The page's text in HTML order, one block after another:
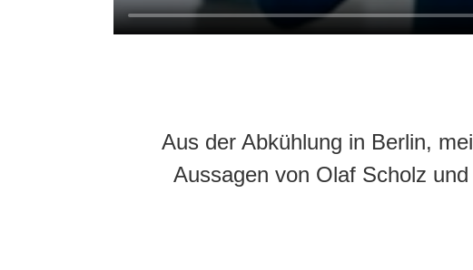
Aus der Abkühlung in Berlin,
Aussagen von Olaf Scholz